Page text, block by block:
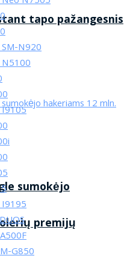
tapo pažangesnis
sumokėjo
premijų
N920
I9105
I9195
G850